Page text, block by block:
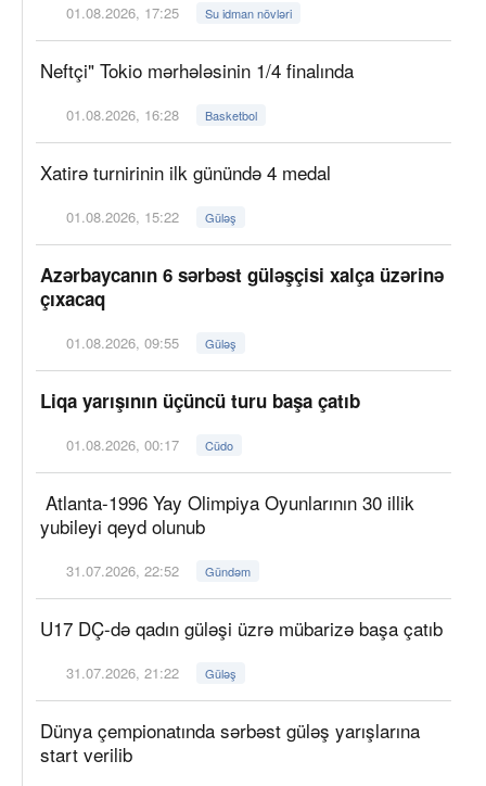
01.08.2026, 17:25 Su idman növləri
Neftçi" Tokio mərhələsinin 1/4 finalında
01.08.2026, 16:28 Basketbol
Xatirə turnirinin ilk günündə 4 medal
01.08.2026, 15:22 Güləş
Azərbaycanın 6 sərbəst güləşçisi xalça üzərinə
çıxacaq
01.08.2026, 09:55 Güləş
Liqa yarışının üçüncü turu başa çatıb
01.08.2026, 00:17 Cüdo
Atlanta-1996 Yay Olimpiya Oyunlarının 30 illik
yubileyi qeyd olunub
31.07.2026, 22:52 Gündəm
U17 DÇ-də qadın güləşi üzrə mübarizə başa çatıb
31.07.2026, 21:22 Güləş
Dünya çempionatında sərbəst güləş yarışlarına
start verilib